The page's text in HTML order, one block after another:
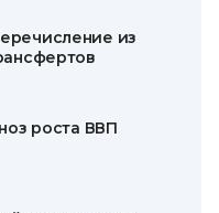
из
роста ВВП